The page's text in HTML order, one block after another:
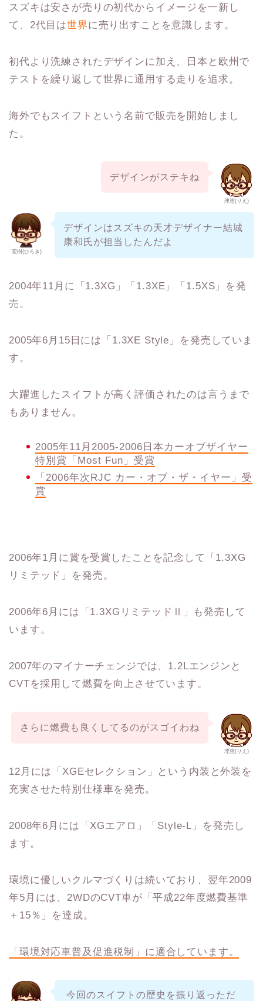
スズキは安さが売りの初代からイメージを一新し
て、2代目は世界に売り出すことを意識します。
初代より洗練されたデザインに加え、日本と欧州で
テストを繰り返して世界に通用する走りを追求。
海外でもスイフトという名前で販売を開始しまし
た。
理恵(りえ)
デザインがステキね
宏樹(ひろき)
デザインはスズキの天才デザイナー結城
康和氏が担当したんだよ
2004年11月に「1.3XG」「1.3XE」「1.5XS」を発
売。
2005年6月15日には「1.3XE Style」を発売していま
す。
大躍進したスイフトが高く評価されたのは言うまで
もありません。
2005年11 月 2005-2006 日本カーオブザイヤー
特別賞「 Most Fun 」受賞
「 2006年次RJC カー・オブ・ザ・イヤー」受
賞
2006年1月に賞を受賞したことを記念して「1.3XG
リミテッド」を発売。
2006年6月には「1.3XGリミテッドⅡ」も発売して
います。
2007年のマイナーチェンジでは、1.2Lエンジンと
CVTを採用して燃費を向上させています。
理恵(りえ)
さらに燃費も良くしてるのがスゴイわね
12月には「XGEセレクション」という内装と外装を
充実させた特別仕様車を発売。
2008年6月には「XGエアロ」「Style-L」を発売し
ます。
環境に優しいクルマづくりは続いており、翌年2009
年5月には、2WDのCVT車が「平成22年度燃費基準
＋15％」を達成。
「環境対応車普及促進税制」に適合しています。
今回のスイフトの歴史を振り返っただ